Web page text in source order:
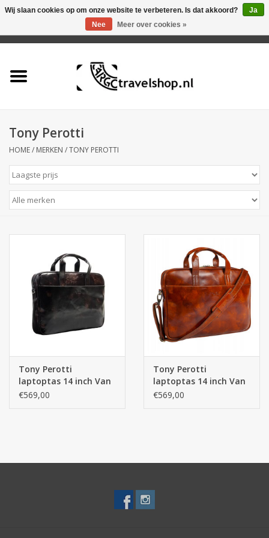
Tas
Koffer
Secrid portemonnee
Merken
Tony Perotti
HOME/ MERKEN /TONY PEROTTI
Tony Perotti
laptoptas 14 inch Van
Gogh – Italiaans leer
€569,00
Tony Perotti
laptoptas 14 inch Van
Gogh – Italiaans leer
€569,00
Wij slaan cookies op om onze website te verbeteren. Is dat akkoord?
Ja
Nee
Meer over cookies »